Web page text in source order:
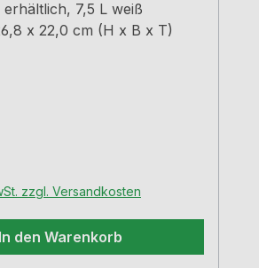
erhältlich, 7,5 L weiß
x 22,0 cm (H x B x T)
zzgl. Versandkosten
In den Warenkorb